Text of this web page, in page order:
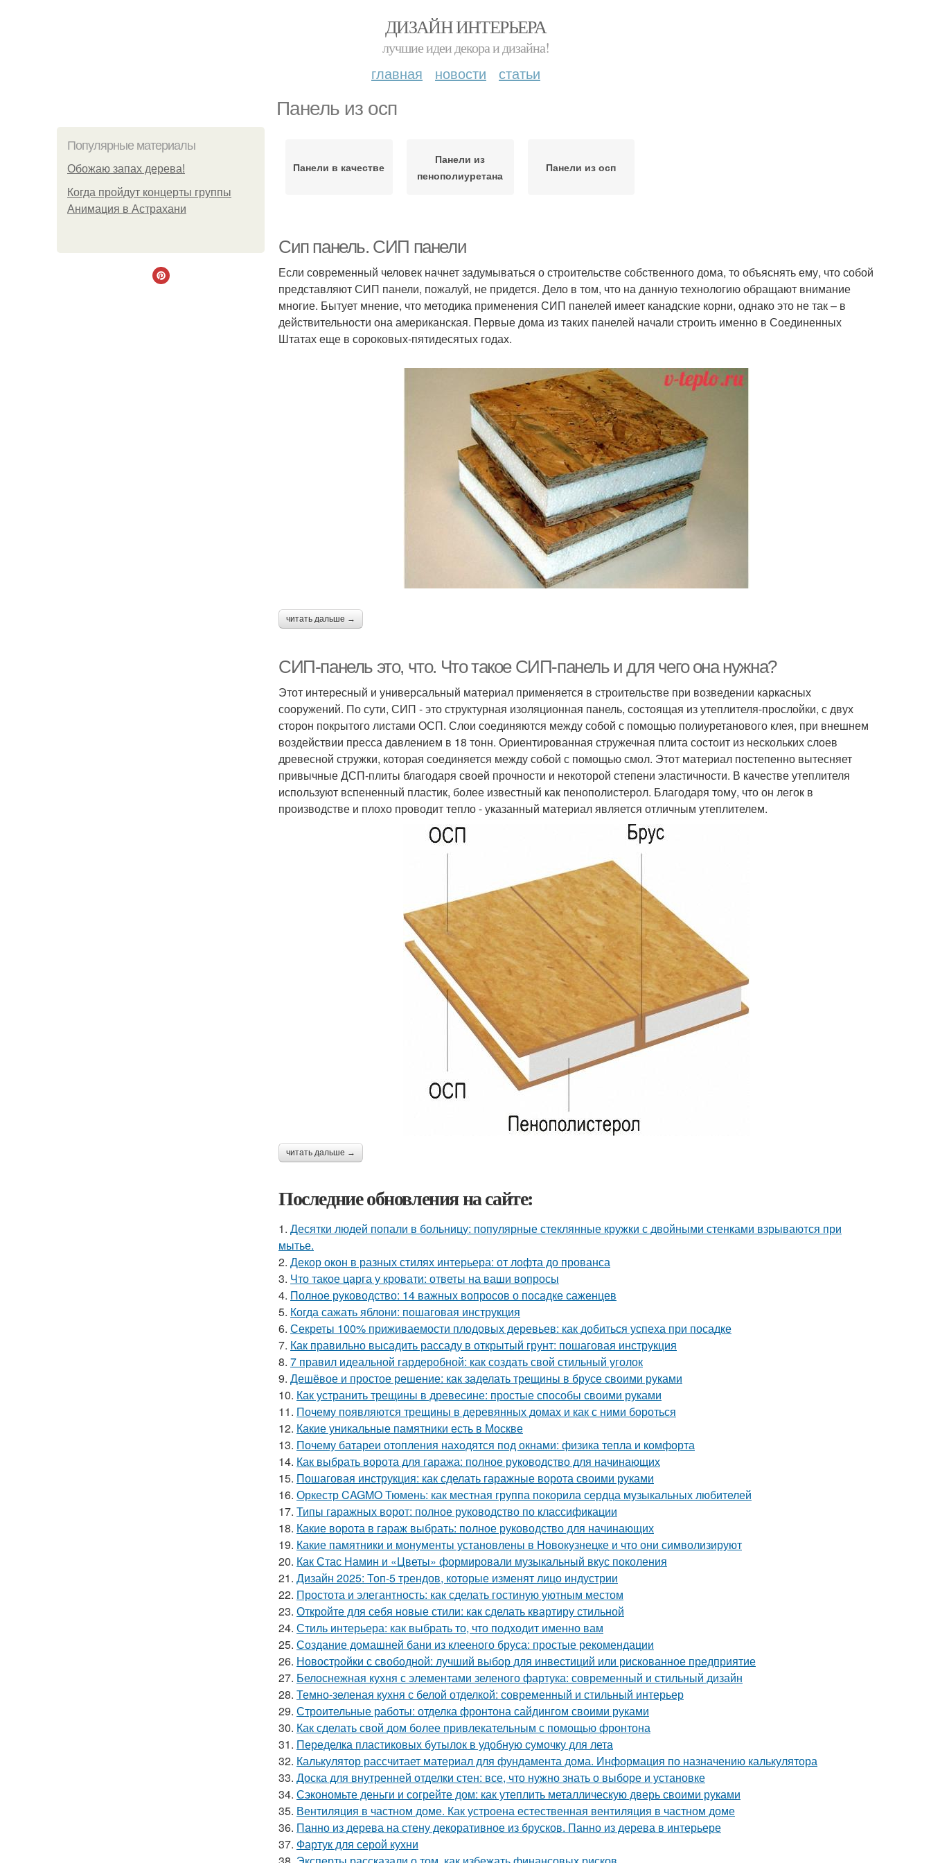
ДИЗАЙН ИНТЕРЬЕРА
лучшие идеи декора и дизайна!
главная новости статьи
Панель из осп
Популярные материалы
Обожaю зaпах деpева!
Когда пройдут концерты группы
Анимация в Астрахани
Панели в качестве
Панели из
пенополиуретана
Панели из осп
Сип панель. СИП панели
Если современный человек начнет задумываться о строительстве собственного дома, то объяснять ему, что собой
представляют СИП панели, пожалуй, не придется. Дело в том, что на данную технологию обращают внимание
многие. Бытует мнение, что методика применения СИП панелей имеет канадские корни, однако это не так – в
действительности она американская. Первые дома из таких панелей начали строить именно в Соединенных
Штатах еще в сороковых-пятидесятых годах.
читать дальше →
СИП-панель это, что. Что такое СИП-панель и для чего она нужна?
Этот интересный и универсальный материал применяется в строительстве при возведении каркасных
сооружений. По сути, СИП - это структурная изоляционная панель, состоящая из утеплителя-прослойки, с двух
сторон покрытого листами ОСП. Слои соединяются между собой с помощью полиуретанового клея, при внешнем
воздействии пресса давлением в 18 тонн. Ориентированная стружечная плита состоит из нескольких слоев
древесной стружки, которая соединяется между собой с помощью смол. Этот материал постепенно вытесняет
привычные ДСП-плиты благодаря своей прочности и некоторой степени эластичности. В качестве утеплителя
используют вспененный пластик, более известный как пенополистерол. Благодаря тому, что он легок в
производстве и плохо проводит тепло - указанный материал является отличным утеплителем.
читать дальше →
Последние обновления на сайте:
1. Десятки людей попали в больницу: популярные стеклянные кружки с двойными стенками взрываются при
мытье.
2. Декор окон в разных стилях интерьера: от лофта до прованса
3. Что такое царга у кровати: ответы на ваши вопросы
4. Полное руководство: 14 важных вопросов о посадке саженцев
5. Когда сажать яблони: пошаговая инструкция
6. Секреты 100% приживаемости плодовых деревьев: как добиться успеха при посадке
7. Как правильно высадить рассаду в открытый грунт: пошаговая инструкция
8. 7 правил идеальной гардеробной: как создать свой стильный уголок
9. Дешёвое и простое решение: как заделать трещины в брусе своими руками
10. Как устранить трещины в древесине: простые способы своими руками
11. Почему появляются трещины в деревянных домах и как с ними бороться
12. Какие уникальные памятники есть в Москве
13. Почему батареи отопления находятся под окнами: физика тепла и комфорта
14. Как выбрать ворота для гаража: полное руководство для начинающих
15. Пошаговая инструкция: как сделать гаражные ворота своими руками
16. Оркестр CAGMO Тюмень: как местная группа покорила сердца музыкальных любителей
17. Типы гаражных ворот: полное руководство по классификации
18. Какие ворота в гараж выбрать: полное руководство для начинающих
19. Какие памятники и монументы установлены в Новокузнецке и что они символизируют
20. Как Стас Намин и «Цветы» формировали музыкальный вкус поколения
21. Дизайн 2025: Топ-5 трендов, которые изменят лицо индустрии
22. Простота и элегантность: как сделать гостиную уютным местом
23. Откройте для себя новые стили: как сделать квартиру стильной
24. Стиль интерьера: как выбрать то, что подходит именно вам
25. Создание домашней бани из клееного бруса: простые рекомендации
26. Новостройки с свободной: лучший выбор для инвестиций или рискованное предприятие
27. Белоснежная кухня с элементами зеленого фартука: современный и стильный дизайн
28. Темно-зеленая кухня с белой отделкой: современный и стильный интерьер
29. Строительные работы: отделка фронтона сайдингом своими руками
30. Как сделать свой дом более привлекательным с помощью фронтона
31. Переделка пластиковых бутылок в удобную сумочку для лета
32. Калькулятор рассчитает материал для фундамента дома. Информация по назначению калькулятора
33. Доска для внутренней отделки стен: все, что нужно знать о выборе и установке
34. Сэкономьте деньги и согрейте дом: как утеплить металлическую дверь своими руками
35. Вентиляция в частном доме. Как устроена естественная вентиляция в частном доме
36. Панно из дерева на стену декоративное из брусков. Панно из дерева в интерьере
37. Фартук для серой кухни